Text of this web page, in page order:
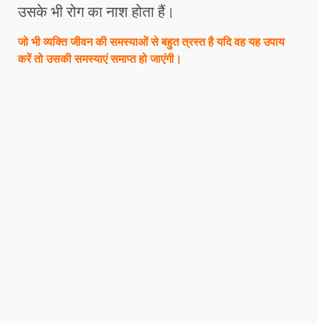
उसके भी रोग का नाश होता हैं।
जो भी व्यक्ति जीवन की समस्याओं से बहुत त्रस्त है यदि वह यह उपाय
करें तो उसकी समस्याएं समाप्त हो जाएंगी।